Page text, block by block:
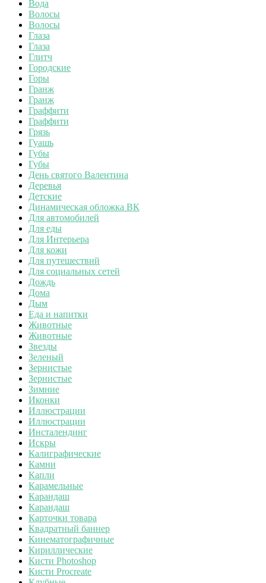
Вода
Волосы
Волосы
Глаза
Глаза
Глитч
Городские
Горы
Гранж
Гранж
Граффити
Граффити
Грязь
Гуашь
Губы
Губы
День святого Валентина
Деревья
Детские
Динамическая обложка ВК
Для автомобилей
Для еды
Для Интерьера
Для кожи
Для путешествий
Для социальных сетей
Дождь
Дома
Дым
Еда и напитки
Животные
Животные
Звезды
Зеленый
Зернистые
Зернистые
Зимние
Иконки
Иллюстрации
Иллюстрации
Инсталендинг
Искры
Калиграфические
Камни
Капли
Карамельные
Карандаш
Карандаш
Карточки товара
Квадратный баннер
Кинематографичные
Кириллические
Кисти Photoshop
Кисти Procreate